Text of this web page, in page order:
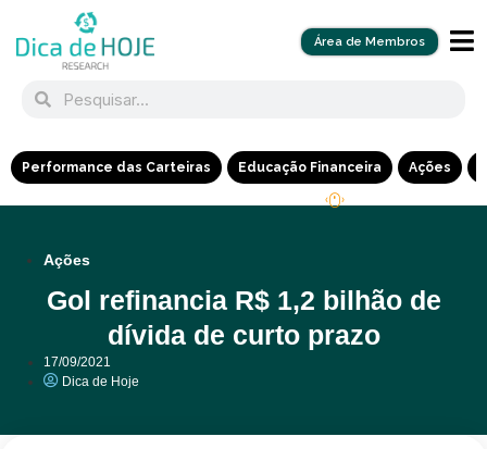
Área de Membros
Performance das Carteiras Educação Financeira Ações
Ações
Gol refinancia R$ 1,2 bilhão de
dívida de curto prazo
17/09/2021
Dica de Hoje